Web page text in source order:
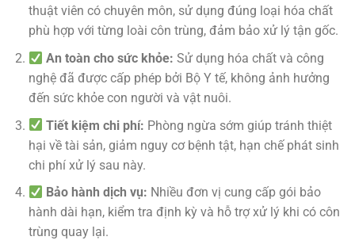
thuật viên có chuyên môn, sử dụng đúng loại hóa chất
phù hợp với từng loài côn trùng, đảm bảo xử lý tận gốc.
An toàn cho sức khỏe: Sử dụng hóa chất và công
nghệ đã được cấp phép bởi Bộ Y tế, không ảnh hưởng
đến sức khỏe con người và vật nuôi.
Tiết kiệm chi phí: Phòng ngừa sớm giúp tránh thiệt
hại về tài sản, giảm nguy cơ bệnh tật, hạn chế phát sinh
chi phí xử lý sau này.
Bảo hành dịch vụ: Nhiều đơn vị cung cấp gói bảo
hành dài hạn, kiểm tra định kỳ và hỗ trợ xử lý khi có côn
trùng quay lại.